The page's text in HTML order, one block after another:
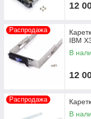
12
Распродажа
IBM
В
12
Распродажа
В